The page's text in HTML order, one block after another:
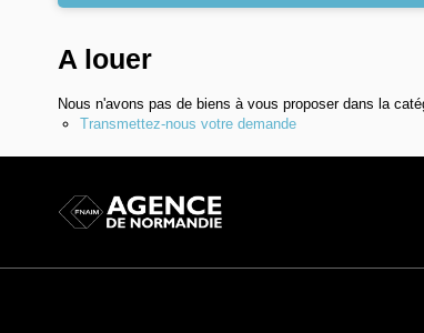
A louer
Nous n'avons pas de biens à vous proposer dans la
Transmettez-nous votre demande